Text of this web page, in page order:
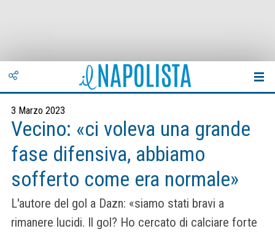
3 Marzo 2023
Vecino: «ci voleva una grande
fase difensiva, abbiamo
sofferto come era normale»
L'autore del gol a Dazn: «siamo stati bravi a
rimanere lucidi. Il gol? Ho cercato di calciare forte